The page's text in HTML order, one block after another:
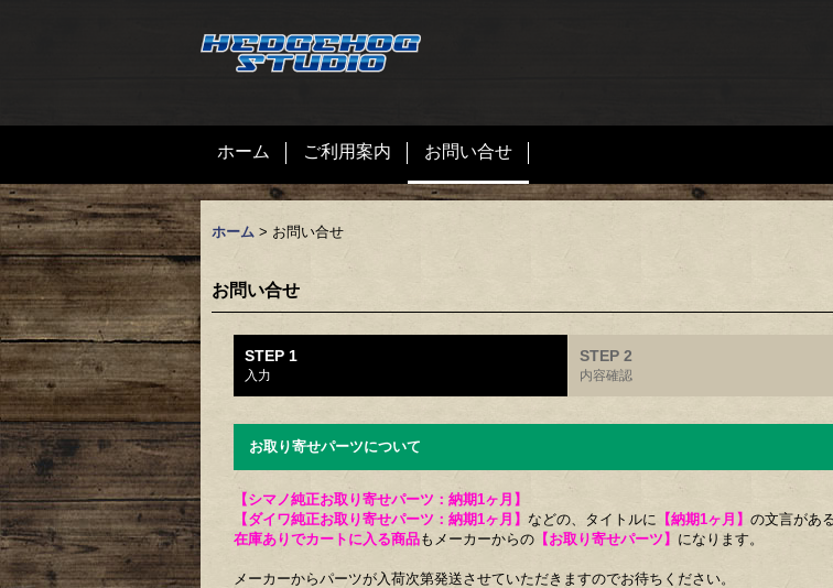
ホーム ご利用案内 お問い合せ
ホーム > お問い合せ
お問い合せ
STEP 1
入力
STEP 2
内容確認
お取り寄せパーツについて
【シマノ純正お取り寄せパーツ：納期1ヶ月】
【ダイワ純正お取り寄せパーツ：納期1ヶ月】 などの、タイトルに 【納期1ヶ月】 の文言があ
在庫ありでカートに入る商品もメーカーからの 【お取り寄せパーツ】 になります。
メーカーからパーツが入荷次第発送させていただきますのでお待ちください。